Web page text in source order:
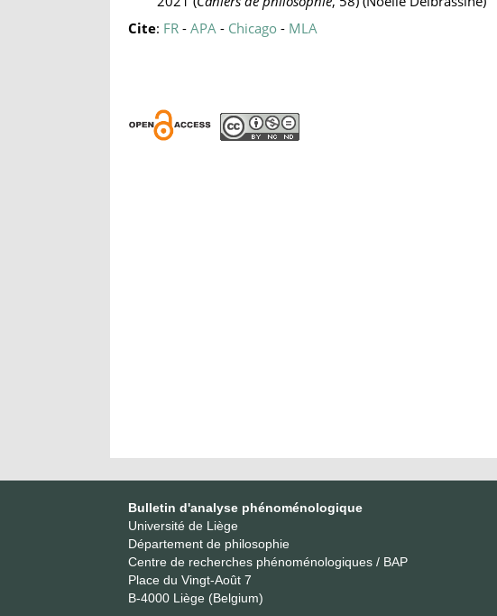
Cite: FR - APA - Chicago - MLA
Bulletin d'analyse phénoménologique
Université de Liège
Département de philosophie
Centre de recherches phénoménologiques / BAP
Place du Vingt-Août 7
B-4000 Liège (Belgium)